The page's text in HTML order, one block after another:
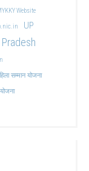
Website
UP
सम्मान योजना